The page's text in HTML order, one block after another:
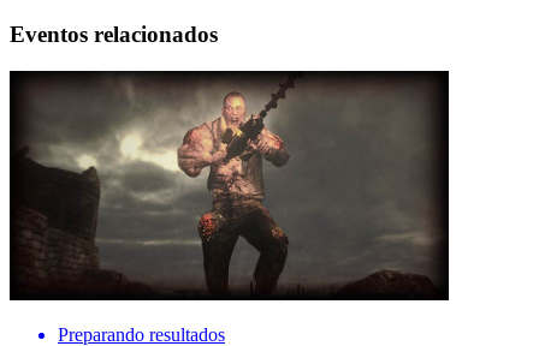
Eventos relacionados
Preparando resultados